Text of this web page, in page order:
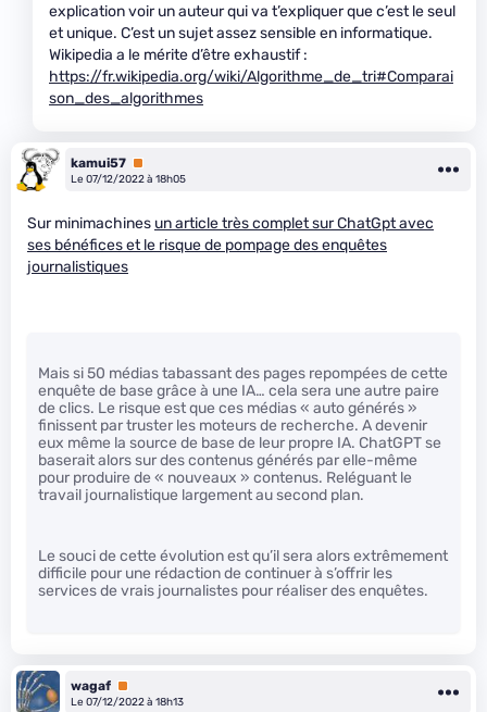
explication voir un auteur qui va t’expliquer que c’est le seul
et unique. C’est un sujet assez sensible en informatique.
Wikipedia a le mérite d’être exhaustif :
https://fr.wikipedia.org/wiki/Algorithme_de_tri#Comparai
son_des_algorithmes
kamui57 Premium
Le 07/12/2022 à 18h05
Sur minimachines un article très complet sur ChatGpt avec
ses bénéfices et le risque de pompage des enquêtes
journalistiques
Mais si 50 médias tabassant des pages repompées de cette
enquête de base grâce à une IA… cela sera une autre paire
de clics. Le risque est que ces médias « auto générés »
finissent par truster les moteurs de recherche. A devenir
eux même la source de base de leur propre IA. ChatGPT se
baserait alors sur des contenus générés par elle-même
pour produire de « nouveaux » contenus. Reléguant le
travail journalistique largement au second plan.
Le souci de cette évolution est qu’il sera alors extrêmement
difficile pour une rédaction de continuer à s’offrir les
services de vrais journalistes pour réaliser des enquêtes.
wagaf Premium
Le 07/12/2022 à 18h13